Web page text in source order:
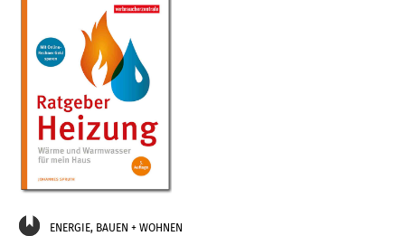
ENERGIE, BAUEN + WOHNEN